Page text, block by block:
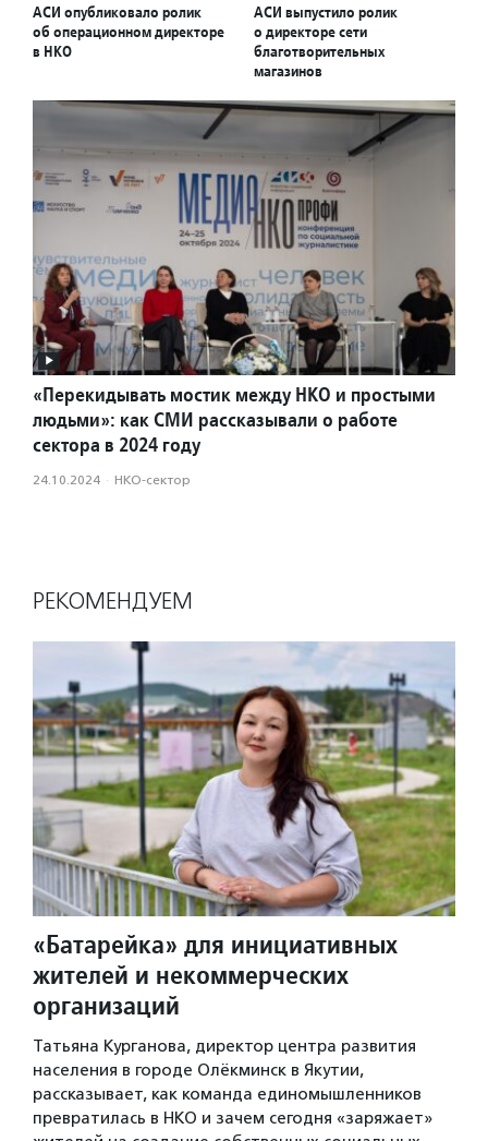
АСИ опубликовало ролик
об операционном директоре
в НКО
АСИ выпустило ролик
о директоре сети
благотворительных
магазинов
«Перекидывать мостик между НКО и простыми
людьми»: как СМИ рассказывали о работе
сектора в 2024 году
24.10.2024 · НКО-сектор
РЕКОМЕНДУЕМ
«Батарейка» для инициативных
жителей и некоммерческих
организаций
Татьяна Курганова, директор центра развития
населения в городе Олёкминск в Якутии,
рассказывает, как команда единомышленников
превратилась в НКО и зачем сегодня «заряжает»